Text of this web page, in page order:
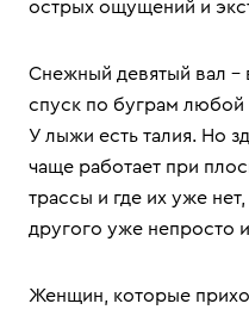
острых ощущений и
Снежный девятый вал –
спуск по буграм
У лыжи есть талия. Но
чаще работает при
трассы и где их уже
другого уже непросто
Женщин, которые